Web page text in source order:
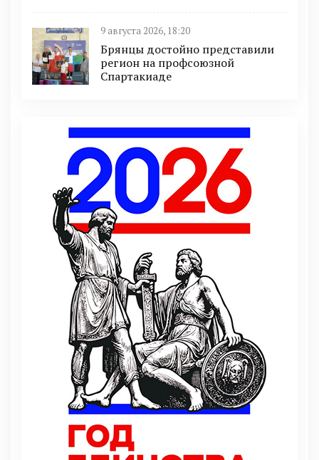
9 августа 2026, 18:20
Брянцы достойно представили
регион на профсоюзной
Спартакиаде